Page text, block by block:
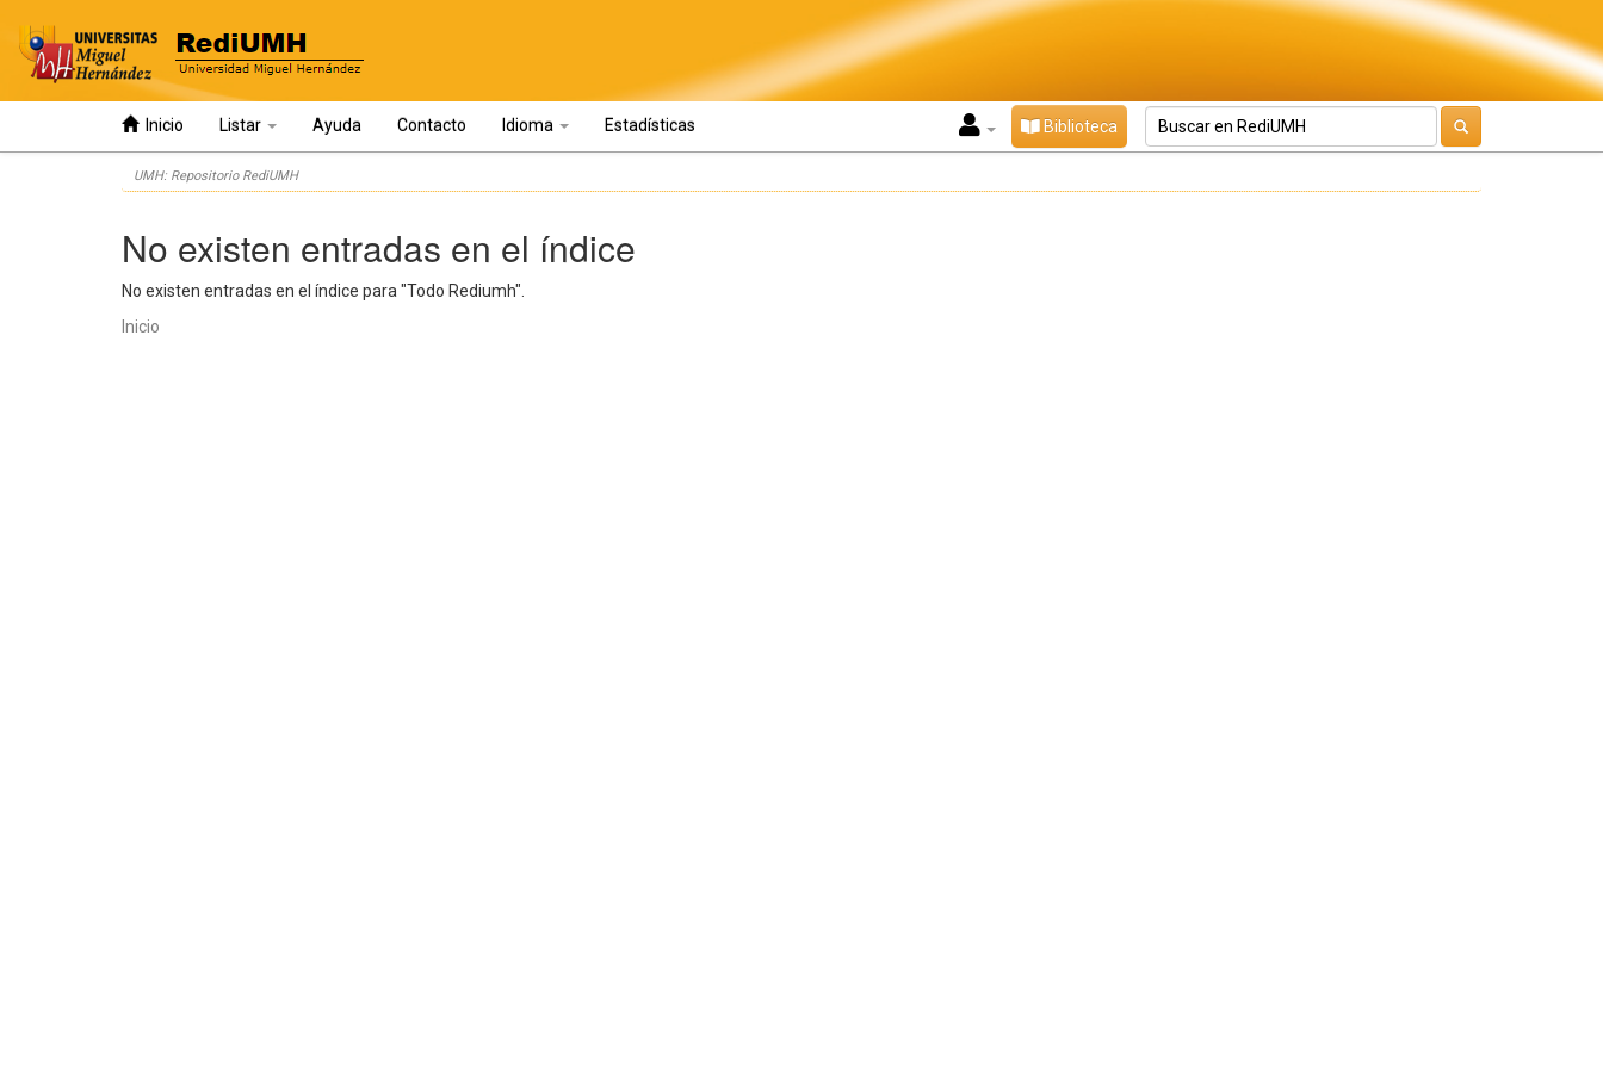
Inicio Listar Ayuda Contacto Idioma Estadísticas Biblioteca
UMH: Repositorio RediUMH
No existen entradas en el índice
No existen entradas en el índice para "Todo Rediumh".
Inicio